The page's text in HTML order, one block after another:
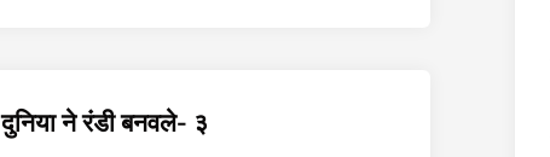
व
ले
-
दुनिया ने रंडी बनवले- ३